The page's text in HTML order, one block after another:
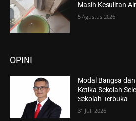
Masih Kesulitan
5 Agustus 2026
OPINI
Modal Bangsa
Ketika Sekolah
Sekolah Terbuka
31 Juli 2026